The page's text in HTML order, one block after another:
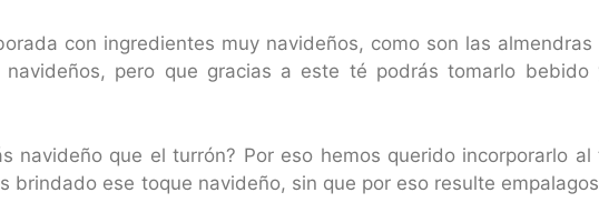
con ingredientes muy navideños, como son las
pero que gracias a este té podrás tomarlo
navideño que el turrón? Por eso hemos querido incorporarlo
brindado ese toque navideño, sin que por eso resulte